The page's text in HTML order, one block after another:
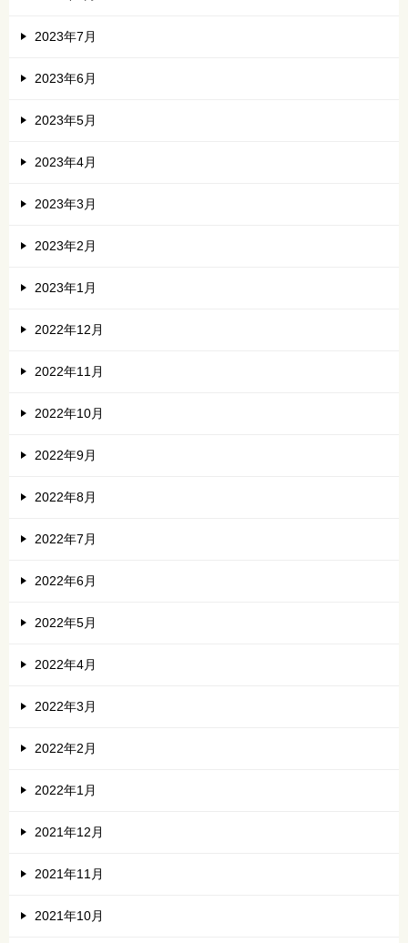
2023年7月
2023年6月
2023年5月
2023年4月
2023年3月
2023年2月
2023年1月
2022年12月
2022年11月
2022年10月
2022年9月
2022年8月
2022年7月
2022年6月
2022年5月
2022年4月
2022年3月
2022年2月
2022年1月
2021年12月
2021年11月
2021年10月